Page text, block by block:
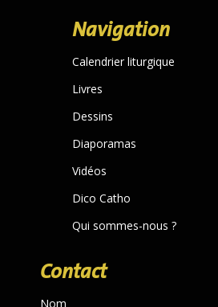
opens
window
Navigation
Calendrier liturgique
Livres
Dessins
Diaporamas
Vidéos
Dico Catho
Qui sommes-nous ?
Contact
Nom